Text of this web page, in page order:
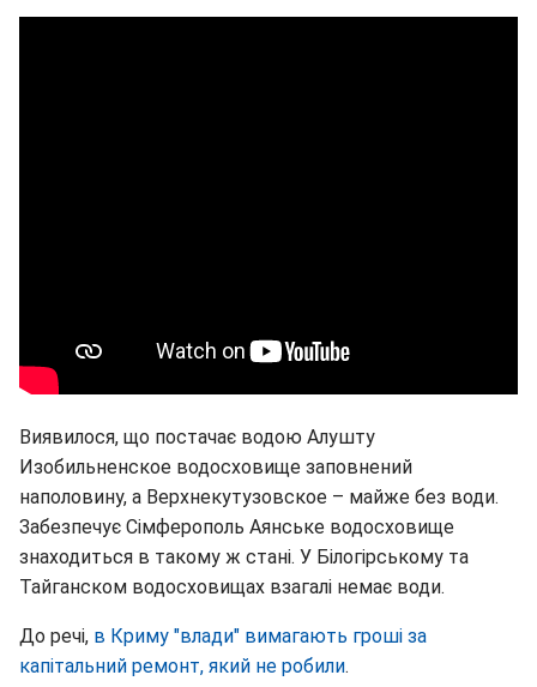
Виявилося, що постачає водою Алушту
Изобильненское водосховище заповнений
наполовину, а Верхнекутузовское – майже без води.
Забезпечує Сімферополь Аянське водосховище
знаходиться в такому ж стані. У Білогірському та
Тайганском водосховищах взагалі немає води.
До речі, в Криму "влади" вимагають гроші за
капітальний ремонт, який не робили.